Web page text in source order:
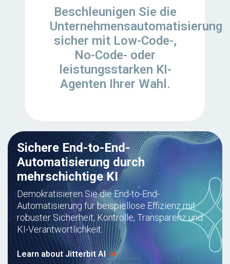
Beschleunigen Sie die
Unternehmensautomatisierung
sicher mit Low-Code-,
No-Code- oder
leistungsstarken KI-
Agenten Ihrer Wahl.
Sichere End-to-End-
Automatisierung durch
mehrschichtige KI
Demokratisieren Sie die End-to-End-
Automatisierung für beispiellose Effizienz mit
robuster Sicherheit, Kontrolle, Transparenz und
KI-Verantwortlichkeit.
Learn about Jitterbit AI